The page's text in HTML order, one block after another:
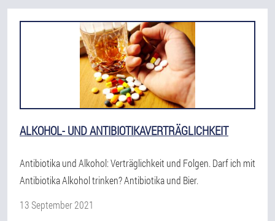
ALKOHOL- UND ANTIBIOTIKAVERTRÄGLICHKEIT
Antibiotika und Alkohol: Verträglichkeit und Folgen. Darf ich mit
Antibiotika Alkohol trinken? Antibiotika und Bier.
13 September 2021